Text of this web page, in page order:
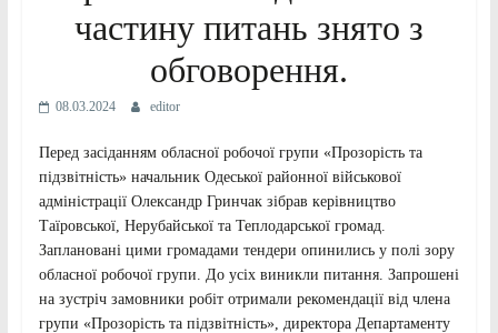
частину питань знято з
обговорення.
08.03.2024 editor
Перед засіданням обласної робочої групи «Прозорість та
підзвітність» начальник Одеської районної військової
адміністрації Олександр Гринчак зібрав керівництво
Таїровської, Нерубайської та Теплодарської громад.
Заплановані цими громадами тендери опинились у полі зору
обласної робочої групи. До усіх виникли питання. Запрошені
на зустріч замовники робіт отримали рекомендації від члена
групи «Прозорість та підзвітність», директора Департаменту